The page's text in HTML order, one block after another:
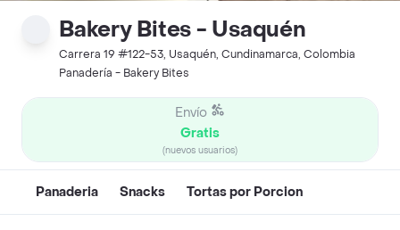
Bakery Bites - Usaquén
Carrera 19 #122-53, Usaquén, Cundinamarca, Colombia
Panadería - Bakery Bites
Envío
Gratis
(nuevos usuarios)
Panaderia Snacks Tortas por Porcion